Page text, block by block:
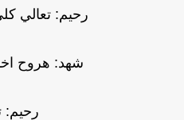
رحيم: تعالي كلي
شهد: هروح
رحيم: